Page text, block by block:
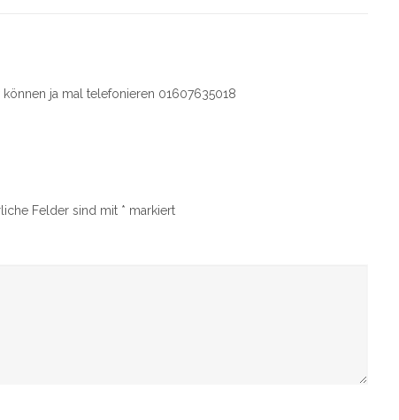
ja mal telefonieren 01607635018
Felder sind mit * markiert